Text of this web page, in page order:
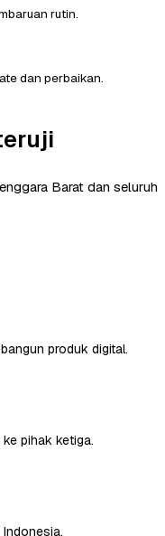
rutin.
dan perbaikan.
Barat dan seluruh
produk digital.
pihak ketiga.